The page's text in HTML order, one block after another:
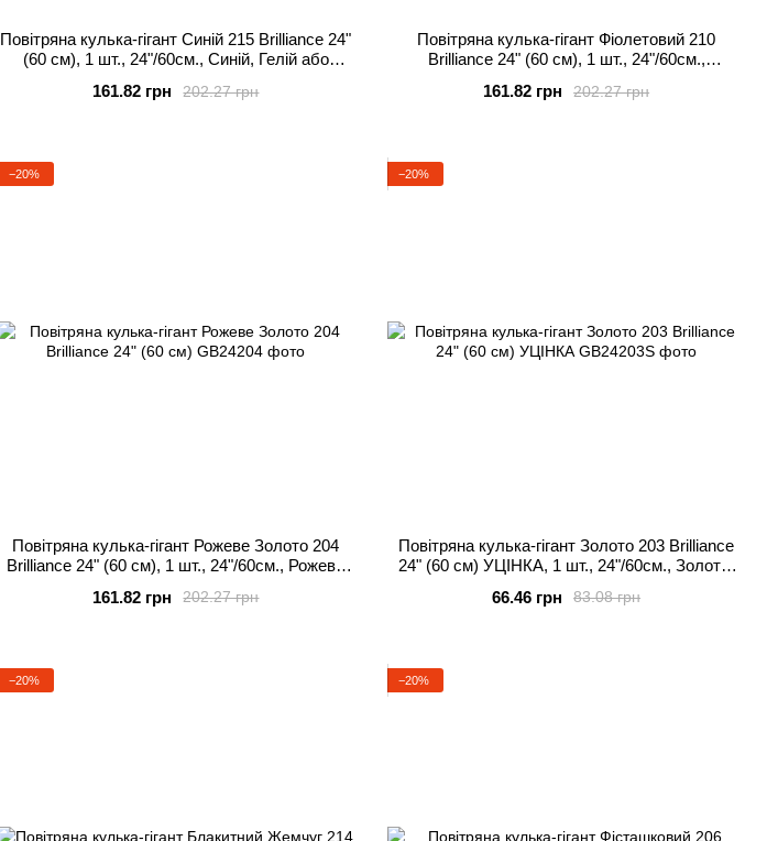
Повітряна кулька-гігант Синій 215 Brilliance 24"
(60 см), 1 шт., 24"/60см., Синій, Гелій або
202.27 грн
161.82 грн
Повітряна кулька-гігант Фіолетовий 210
Brilliance 24" (60 см), 1 шт., 24"/60см.,
202.27 грн
161.82 грн
−20%
Повітряна кулька-гігант Рожеве Золото 204
Brilliance 24" (60 см), 1 шт., 24"/60см., Рожеве
202.27 грн
161.82 грн
−20%
Повітряна кулька-гігант Золото 203 Brilliance
24" (60 см) УЦІНКА, 1 шт., 24"/60см., Золото,
83.08 грн
66.46 грн
−20% −20%